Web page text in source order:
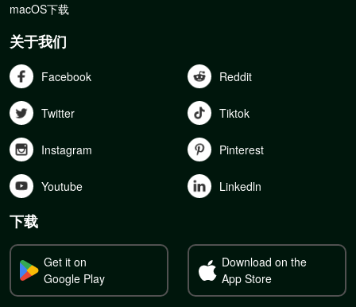
macOS下载
关于我们
Facebook Reddit
Twitter Tiktok
Instagram Pinterest
Youtube Linkedln
下载
Get it on
Google Play
Download on the
App Store